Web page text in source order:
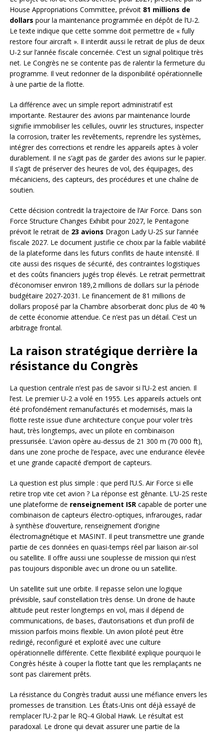
House Appropriations Committee, prévoit 81 millions de
dollars pour la maintenance programmée en dépôt de l’U-2.
Le texte indique que cette somme doit permettre de « fully
restore four aircraft ». Il interdit aussi le retrait de plus de deux
U-2 sur l’année fiscale concernée. C’est un signal politique très
net. Le Congrès ne se contente pas de ralentir la fermeture du
programme. Il veut redonner de la disponibilité opérationnelle
à une partie de la flotte.
La différence avec un simple report administratif est
importante. Restaurer des avions par maintenance lourde
signifie immobiliser les cellules, ouvrir les structures, inspecter
la corrosion, traiter les revêtements, reprendre les systèmes,
intégrer des corrections et rendre les appareils aptes à voler
durablement. Il ne s’agit pas de garder des avions sur le papier.
Il s’agit de préserver des heures de vol, des équipages, des
mécaniciens, des capteurs, des procédures et une chaîne de
soutien.
Cette décision contredit la trajectoire de l’Air Force. Dans son
Force Structure Changes Exhibit pour 2027, le Pentagone
prévoit le retrait de 23 avions Dragon Lady U-2S sur l’année
fiscale 2027. Le document justifie ce choix par la faible viabilité
de la plateforme dans les futurs conflits de haute intensité. Il
cite aussi des risques de sécurité, des contraintes logistiques
et des coûts financiers jugés trop élevés. Le retrait permettrait
d’économiser environ 189,2 millions de dollars sur la période
budgétaire 2027-2031. Le financement de 81 millions de
dollars proposé par la Chambre absorberait donc plus de 40 %
de cette économie attendue. Ce n’est pas un détail. C’est un
arbitrage frontal.
La raison stratégique derrière la
résistance du Congrès
La question centrale n’est pas de savoir si l’U-2 est ancien. Il
l’est. Le premier U-2 a volé en 1955. Les appareils actuels ont
été profondément remanufacturés et modernisés, mais la
flotte reste issue d’une architecture conçue pour voler très
haut, très longtemps, avec un pilote en combinaison
pressurisée. L’avion opère au-dessus de 21 300 m (70 000 ft),
dans une zone proche de l’espace, avec une endurance élevée
et une grande capacité d’emport de capteurs.
La question est plus simple : que perd l’U.S. Air Force si elle
retire trop vite cet avion ? La réponse est gênante. L’U-2S reste
une plateforme de renseignement ISR capable de porter une
combinaison de capteurs électro-optiques, infrarouges, radar
à synthèse d’ouverture, renseignement d’origine
électromagnétique et MASINT. Il peut transmettre une grande
partie de ces données en quasi-temps réel par liaison air-sol
ou satellite. Il offre aussi une souplesse de mission qui n’est
pas toujours disponible avec un drone ou un satellite.
Un satellite suit une orbite. Il repasse selon une logique
prévisible, sauf constellation très dense. Un drone de haute
altitude peut rester longtemps en vol, mais il dépend de
communications, de bases, d’autorisations et d’un profil de
mission parfois moins flexible. Un avion piloté peut être
redirigé, reconfiguré et exploité avec une culture
opérationnelle différente. Cette flexibilité explique pourquoi le
Congrès hésite à couper la flotte tant que les remplaçants ne
sont pas clairement prêts.
La résistance du Congrès traduit aussi une méfiance envers les
promesses de transition. Les États-Unis ont déjà essayé de
remplacer l’U-2 par le RQ-4 Global Hawk. Le résultat est
paradoxal. Le drone qui devait assurer une partie de la